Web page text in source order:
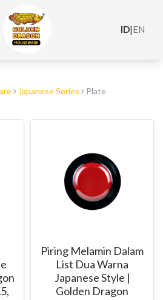
ID|EN
Japanese Series Plate
Piring Melamin Dalam
List Dua Warna
Japanese Style |
Golden Dragon